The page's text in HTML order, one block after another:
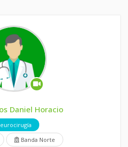
Daniel Horacio
Banda Norte